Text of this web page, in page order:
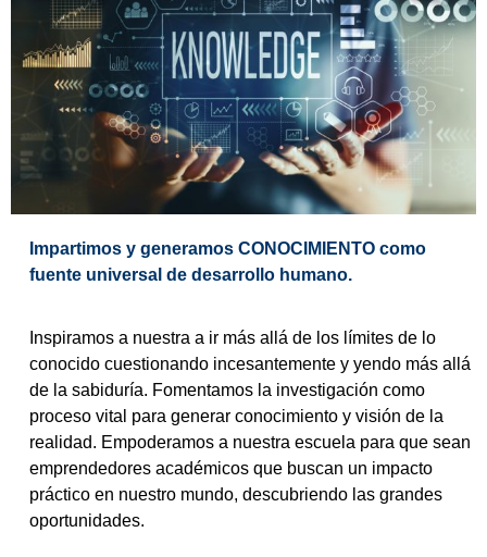
Impartimos y generamos CONOCIMIENTO como
fuente universal de desarrollo humano.
Inspiramos a nuestra a ir más allá de los límites de lo
conocido cuestionando incesantemente y yendo más allá
de la sabiduría. Fomentamos la investigación como
proceso vital para generar conocimiento y visión de la
realidad. Empoderamos a nuestra escuela para que sean
emprendedores académicos que buscan un impacto
práctico en nuestro mundo, descubriendo las grandes
oportunidades.